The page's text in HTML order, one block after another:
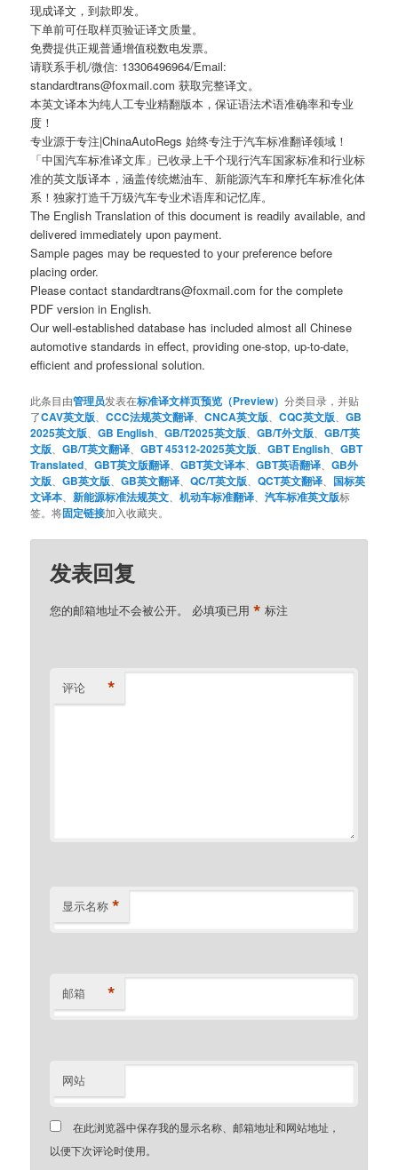
现成译文，到款即发。
下单前可任取样页验证译文质量。
免费提供正规普通增值税数电发票。
请联系手机/微信: 13306496964/Email:
standardtrans@foxmail.com 获取完整译文。
本英文译本为纯人工专业精翻版本，保证语法术语准确率和专业
度！
专业源于专注|ChinaAutoRegs 始终专注于汽车标准翻译领域！
「中国汽车标准译文库」已收录上千个现行汽车国家标准和行业标
准的英文版译本，涵盖传统燃油车、新能源汽车和摩托车标准化体
系！独家打造千万级汽车专业术语库和记忆库。
The English Translation of this document is readily available, and
delivered immediately upon payment.
Sample pages may be requested to your preference before
placing order.
Please contact standardtrans@foxmail.com for the complete
PDF version in English.
Our well-established database has included almost all Chinese
automotive standards in effect, providing one-stop, up-to-date,
efficient and professional solution.
此条目由管理员发表在标准译文样页预览（Preview）分类目录，并贴
了CAV英文版 、CCC法规英文翻译 、CNCA英文版 、CQC英文版 、GB
2025英文版 、GB English 、GB/T2025英文版 、GB/T外文版 、GB/T英
文版 、GB/T英文翻译 、GBT 45312-2025英文版 、GBT English 、GBT
Translated 、GBT英文版翻译 、GBT英文译本 、GBT英语翻译 、GB外
文版 、GB英文版 、GB英文翻译 、QC/T英文版 、QCT英文翻译
国标英
文译本 、新能源标准法规英文 、机动车标准翻译 、汽车标准英文版标
签。将固定链接加入收藏夹。
发表回复
您的邮箱地址不会被公开。 必填项已用* 标注
评论 *
显示名称 *
邮箱 *
网站
在此浏览器中保存我的显示名称、邮箱地址和网站地址，
以便下次评论时使用。